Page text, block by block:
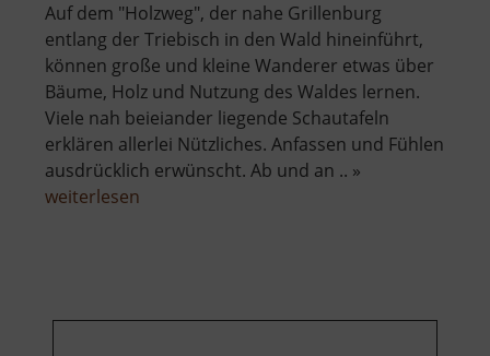
Auf dem "Holzweg", der nahe Grillenburg
entlang der Triebisch in den Wald hineinführt,
können große und kleine Wanderer etwas über
Bäume, Holz und Nutzung des Waldes lernen.
Viele nah beieiander liegende Schautafeln
erklären allerlei Nützliches. Anfassen und Fühlen
ausdrücklich erwünscht. Ab und an .. »
weiterlesen